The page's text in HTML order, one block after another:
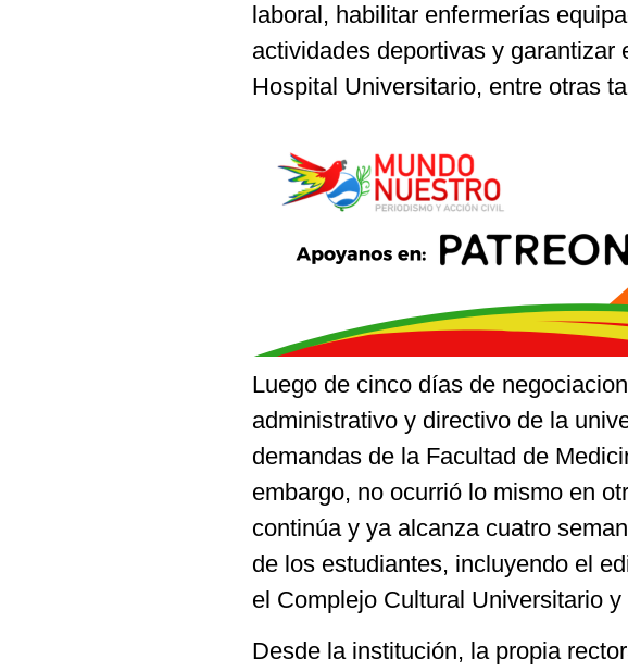
laboral, habilitar enfermerías
actividades deportivas y garantizar
Hospital Universitario, entre otras
Luego de cinco días de
administrativo y directivo de la
demandas de la Facultad de
embargo, no ocurrió lo mismo en
continúa y ya alcanza cuatro
de los estudiantes, incluyendo el
el Complejo Cultural Universitario
Desde la institución, la propia